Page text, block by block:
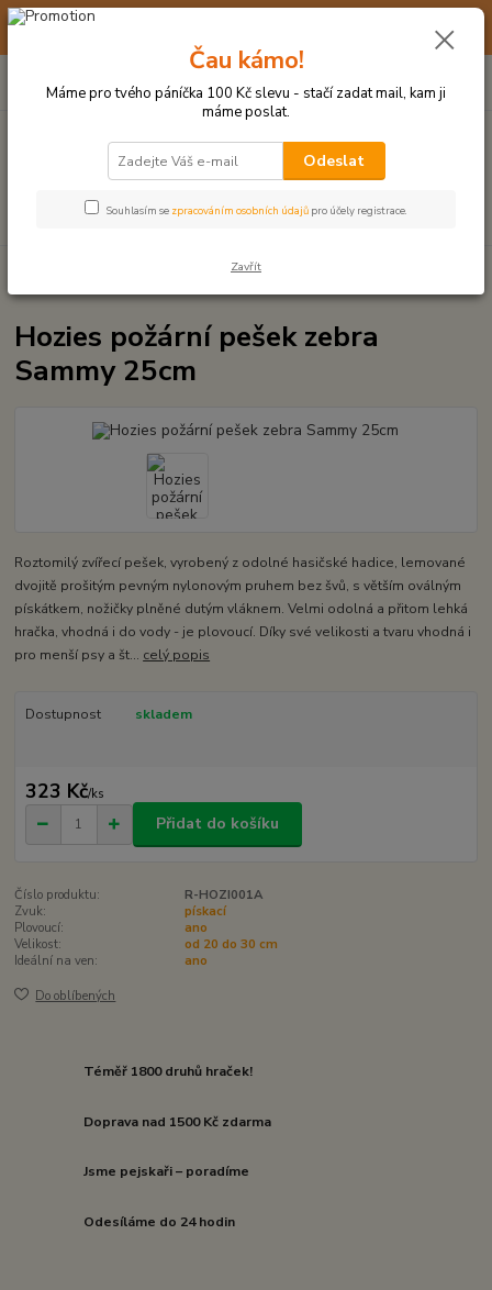
☀️ 10. - 14. SRPNA 2026 MÁME DOVOLENOU ☀️ OBJEDNÁVKY
Hledat
po–pá: 9–17 hod.
za0 Kč
PLYŠOVÉ A TEXTILNÍ HRAČKY
Hozies požární pešek zebra
Sammy 25cm
Roztomilý zvířecí pešek, vyrobený z odolné hasičské hadice, lemované
dvojitě prošitým pevným nylonovým pruhem bez švů, s větším oválným
pískátkem, nožičky plněné dutým vláknem. Velmi odolná a přitom lehká
hračka, vhodná i do vody - je plovoucí. Díky své velikosti a tvaru vhodná i
pro menší psy a št... celý popis
Dostupnost skladem
323 Kč/ks
Přidat do košíku
Číslo produktu:
R-HOZI001A
Zvuk:
pískací
Plovoucí:
ano
Velikost:
od 20 do 30 cm
Ideální na ven:
ano
Do oblíbených
Téměř 1800 druhů hraček!
Doprava nad 1500 Kč zdarma
Jsme pejskaři – poradíme
Odesíláme do 24 hodin
Čau kámo!
Máme pro tvého páníčka 100 Kč slevu - stačí zadat mail, kam ji
máme poslat.
Odeslat
Souhlasím se zpracováním osobních údajů pro účely registrace.
Zavřít